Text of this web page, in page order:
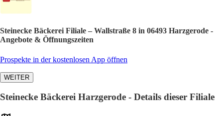
Steinecke Bäckerei Filiale – Wallstraße 8 in 06493 Harzgerode -
Angebote & Öffnungszeiten
Prospekte in der kostenlosen App öffnen
WEITER
Steinecke Bäckerei Harzgerode - Details dieser Filiale